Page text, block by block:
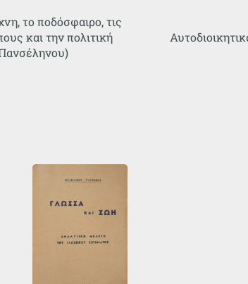
το ποδόσφαιρο, τις
και την πολιτική